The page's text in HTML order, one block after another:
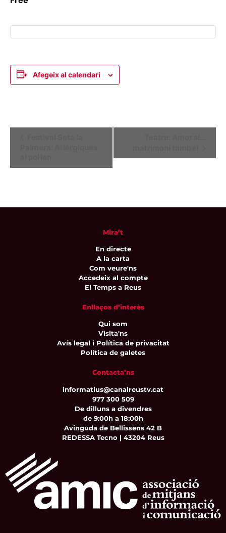
Afegeix al calendari
Mira’t
En directe
A la carta
Com veure'ns
Accedeix al compte
El Temps a Reus
Enllaços d’interès
Qui som
Visita'ns
Avís legal i Política de privacitat
Política de galetes
Contacta’ns
informatius@canalreustv.cat
977 300 509
De dilluns a divendres
de 9:00h a 18:00h
Avinguda de Bellissens 42 B
REDESSA Tecno | 43204 Reus